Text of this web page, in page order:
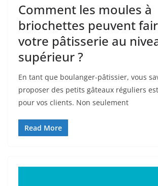
Comment les moules à
briochettes peuvent
votre pâtisserie au
supérieur ?
En tant que boulanger-pâtissier, vous
proposer des petits gâteaux réguliers
pour vos clients. Non seulement
Read More